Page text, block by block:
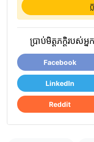
ប្រាប់មិត្តភក្តិរប
Facebook
LinkedIn
Reddit